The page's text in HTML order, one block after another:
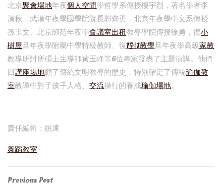
北京聚會場地年夜個人空間學哲學系傳授樓宇烈，著名學者李
漢秋，武漢年夜學國學院院長郭齊勇，北京年夜學中文系傳授
孫玉文、北京師范年夜學會議室出租教導學院傳授徐勇，復小
樹屋旦年夜學附屬中學特級教師、復1對1教學旦年夜學高級家教
教導研討所碩士生導師黃玉峰等6位專家發表了主題演講。他們
回講座場地顧了傳統文明教導的歷史，特別確定了傳統瑜伽教
室教導中對于孩子人格、 交流操行的養成瑜伽場地。
責任編輯：姚遠
舞蹈教室
Post
Previous
Previous Post